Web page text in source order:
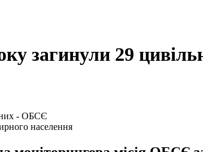
загинули 29
населення